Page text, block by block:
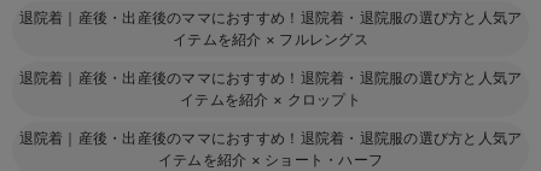
退院着｜産後・出産後のママにおすすめ！退院着・退院服の選び方と人気ア
イテムを紹介 × フルレングス
退院着｜産後・出産後のママにおすすめ！退院着・退院服の選び方と人気ア
イテムを紹介 × クロップト
退院着｜産後・出産後のママにおすすめ！退院着・退院服の選び方と人気ア
イテムを紹介 × ショート・ハーフ